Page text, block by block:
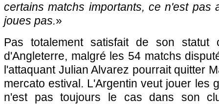
certains matchs importants, ce n'est pas
joues pas.»
Pas totalement satisfait de son statut
d'Angleterre, malgré les 54 matchs
l'attaquant Julian Alvarez pourrait quitter
mercato estival. L'Argentin veut jouer les
n'est pas toujours le cas dans son